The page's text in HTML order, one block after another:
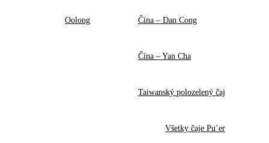
Oolong Čína – Dan Cong
Čína – Yan Cha
Taiwanský polozelený čaj
Všetky čaje Pu’er